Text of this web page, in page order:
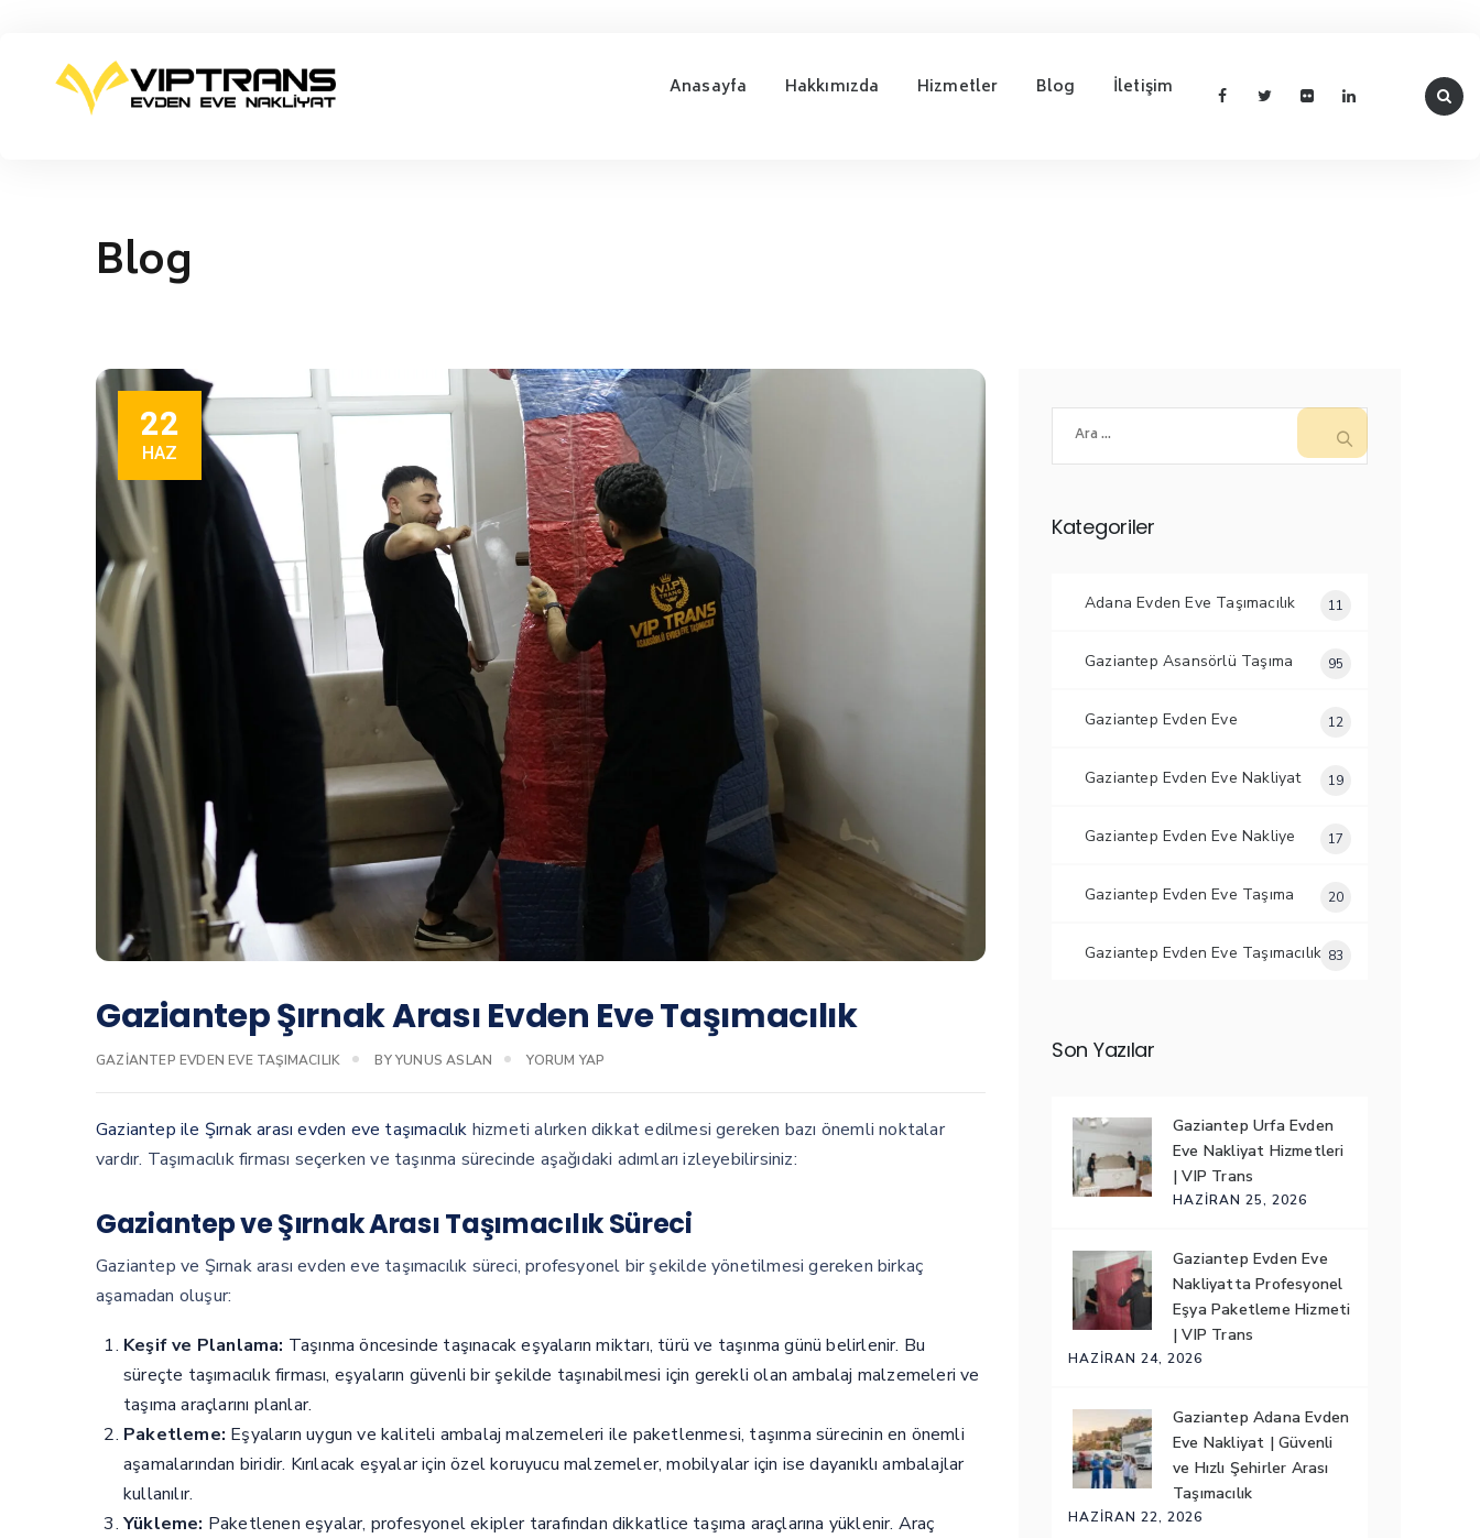
Anasayfa Hakkımızda Hizmetler Blog İletişim
Blog
22
HAZ
Gaziantep Şırnak Arası Evden Eve Taşımacılık
GAZIANTEP EVDEN EVE TAŞIMACILIK BYYUNUS ASLAN YORUM YAP
Gaziantep ile Şırnak arası evden eve taşımacılık hizmeti alırken dikkat edilmesi gereken bazı önemli noktalar
vardır. Taşımacılık firması seçerken ve taşınma sürecinde aşağıdaki adımları izleyebilirsiniz:
Gaziantep ve Şırnak Arası Taşımacılık Süreci
Gaziantep ve Şırnak arası evden eve taşımacılık süreci, profesyonel bir şekilde yönetilmesi gereken birkaç
aşamadan oluşur:
Keşif ve Planlama: Taşınma öncesinde taşınacak eşyaların miktarı, türü ve taşınma günü belirlenir. Bu
süreçte taşımacılık firması, eşyaların güvenli bir şekilde taşınabilmesi için gerekli olan ambalaj malzemeleri ve
taşıma araçlarını planlar.
Paketleme: Eşyaların uygun ve kaliteli ambalaj malzemeleri ile paketlenmesi, taşınma sürecinin en önemli
aşamalarından biridir. Kırılacak eşyalar için özel koruyucu malzemeler, mobilyalar için ise dayanıklı ambalajlar
kullanılır.
Yükleme: Paketlenen eşyalar, profesyonel ekipler tarafından dikkatlice taşıma araçlarına yüklenir. Araç
Kategoriler
Adana Evden Eve Taşımacılık 11
Gaziantep Asansörlü Taşıma 95
Gaziantep Evden Eve 12
Gaziantep Evden Eve Nakliyat 19
Gaziantep Evden Eve Nakliye 17
Gaziantep Evden Eve Taşıma 20
Gaziantep Evden Eve Taşımacılık 83
Son Yazılar
Gaziantep Urfa Evden
Eve Nakliyat Hizmetleri
| VIP Trans
HAZIRAN 25, 2026
Gaziantep Evden Eve
Nakliyatta Profesyonel
Eşya Paketleme Hizmeti
| VIP Trans
HAZIRAN 24, 2026
Gaziantep Adana Evden
Eve Nakliyat | Güvenli
ve Hızlı Şehirler Arası
Taşımacılık
HAZIRAN 22, 2026